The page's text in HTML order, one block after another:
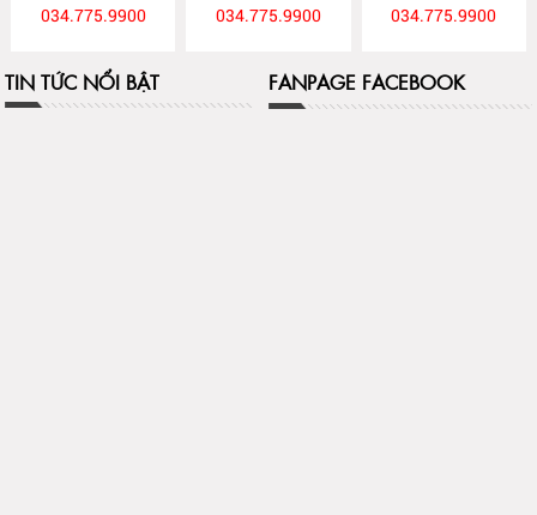
034.775.9900
034.775.9900
034.775.9900
TIN TỨC NỔI BẬT FANPAGE FACEBOOK